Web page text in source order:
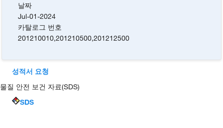
날짜
Jul-01-2024
카탈로그 번호
201210010,201210500,201212500
성적서 요청
물질 안전 보건 자료(SDS)
SDS